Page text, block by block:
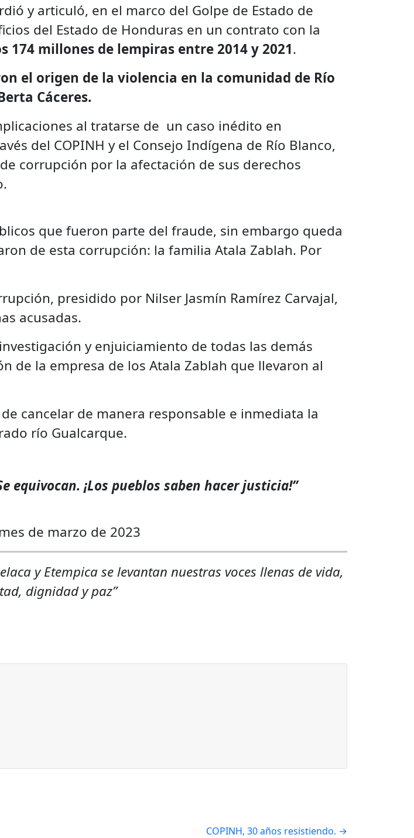
y articuló, en el marco del Golpe de Estado de
del Estado de Honduras en un contrato con la
174 millones de lempiras entre 2014 y 2021.
el origen de la violencia en la comunidad de Río
Cáceres.
al tratarse de un caso inédito en
del COPINH y el Consejo Indígena de Río Blanco,
corrupción por la afectación de sus derechos
que fueron parte del fraude, sin embargo queda
de esta corrupción: la familia Atala Zablah. Por
presidido por Nilser Jasmín Ramírez Carvajal,
acusadas.
y enjuiciamiento de todas las demás
de la empresa de los Atala Zablah que llevaron al
cancelar de manera responsable e inmediata la
río Gualcarque.
equivocan. ¡Los pueblos saben hacer justicia!”
de marzo de 2023
y Etempica se levantan nuestras voces llenas de vida,
dignidad y paz”
COPINH, 30 años resistiendo.